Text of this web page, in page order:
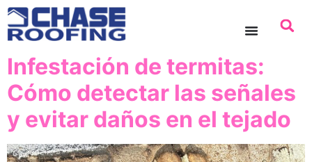
contenido
Infestación de termitas:
Cómo detectar las señales
y evitar daños en el tejado